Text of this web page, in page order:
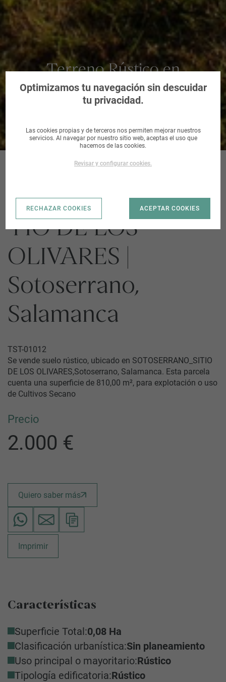
Terreno Rústico en
Sotoserrano, Salamanca
SOTOSERRANO_SI
TIO DE LOS
OLIVARES |
Sotoserrano,
Salamanca
TST-01012
Se vende suelo rústico, ubicado en SOTOSERRANO_SITIO
DE LOS OLIVARES,Sotoserrano, Salamanca. Esta parcela
cuenta una superficie de 810,00 m², para explotación o uso
de Cultivos Secano
Precio
2.000 €
Quiero saber más
Imprimir
Características
Superficie Total:0,08 Ha
Clasificación urbanística:Sin planeamiento
Uso principal o mayoritario:Rústico
Tipología edificatoria:Rústico
Optimizamos tu navegación sin descuidar
tu privacidad.
Las cookies propias y de terceros nos permiten mejorar nuestros
servicios. Al navegar por nuestro sitio web, aceptas el uso que
hacemos de las cookies.
Revisar y configurar cookies.
RECHAZAR COOKIES ACEPTAR COOKIES